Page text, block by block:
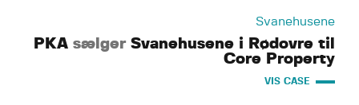
Svanehusene
PKA sælgerSvanehusene i Rødovre til
Core Property
VIS CASE